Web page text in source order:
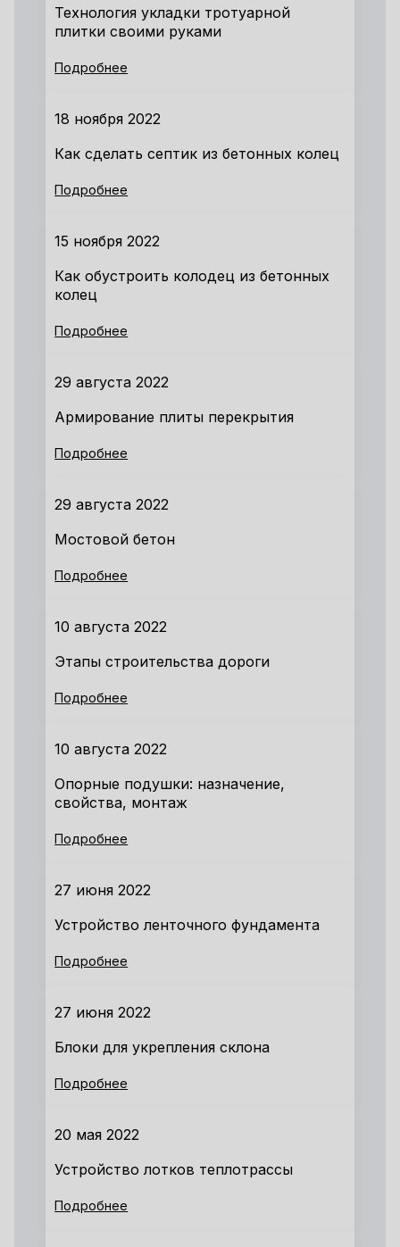
Технология укладки тротуарной
плитки своими руками
Подробнее
18 ноября 2022
Как сделать септик из бетонных колец
Подробнее
15 ноября 2022
Как обустроить колодец из бетонных
колец
Подробнее
29 августа 2022
Армирование плиты перекрытия
Подробнее
29 августа 2022
Мостовой бетон
Подробнее
10 августа 2022
Этапы строительства дороги
Подробнее
10 августа 2022
Опорные подушки: назначение,
свойства, монтаж
Подробнее
27 июня 2022
Устройство ленточного фундамента
Подробнее
27 июня 2022
Блоки для укрепления склона
Подробнее
20 мая 2022
Устройство лотков теплотрассы
Подробнее